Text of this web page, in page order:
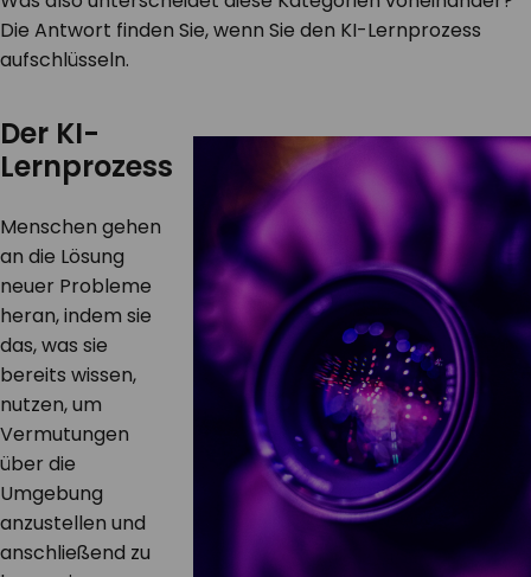
Die Antwort finden Sie, wenn Sie den KI-Lernprozess
aufschlüsseln.
Der KI-
Lernprozess
Menschen gehen
an die Lösung
neuer Probleme
heran, indem sie
das, was sie
bereits wissen,
nutzen, um
Vermutungen
über die
Umgebung
anzustellen und
anschließend zu